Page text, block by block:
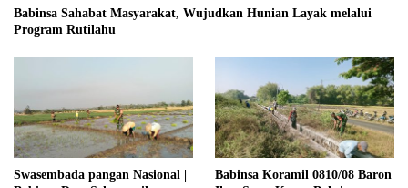
Babinsa Sahabat Masyarakat, Wujudkan Hunian Layak melalui
Program Rutilahu
Swasembada pangan Nasional |
Babinsa Koramil 0810/08 Baron